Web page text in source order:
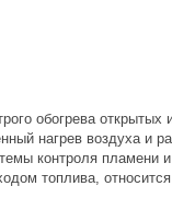
обогрева
нагрев воздуха и
контроля пламени
топлива, относится